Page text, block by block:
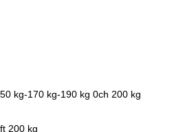
kg-170 kg-190 kg 0ch 200 kg
200 kg